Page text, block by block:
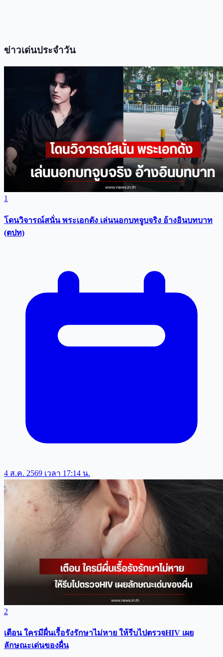
ข่าวเด่นประจำวัน
1
โดนวิจารณ์สนั่น พระเอกดัง เล่นนอกบทจูบจริง อ้างอินบทบาท
(ตปท)
4 ส.ค. 2569 เวลา 17:14 น.
2
เตือน ใครมีผื่นเรื้อรังรักษาไม่หาย ให้รีบไปตรวจHIV เผย
ลักษณะเด่นของผื่น